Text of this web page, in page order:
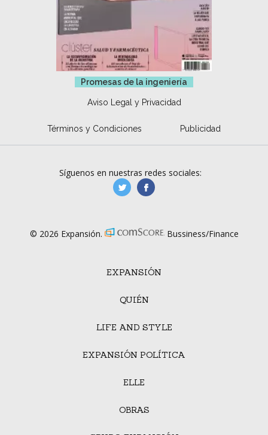
Promesas de la ingeniería
Aviso Legal y Privacidad
Términos y Condiciones Publicidad
EXPANSIÓN
QUIÉN
LIFE AND STYLE
EXPANSIÓN POLÍTICA
ELLE
OBRAS
Síguenos en nuestras redes sociales:
manufacturaGE
© 2026 Expansión. Bussiness/Finance